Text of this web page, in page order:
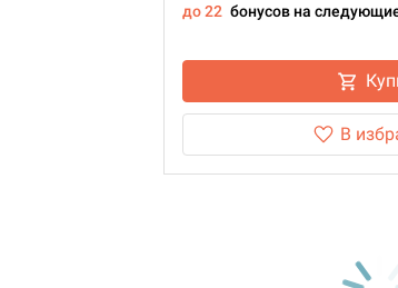
до 22 бонусов на
В